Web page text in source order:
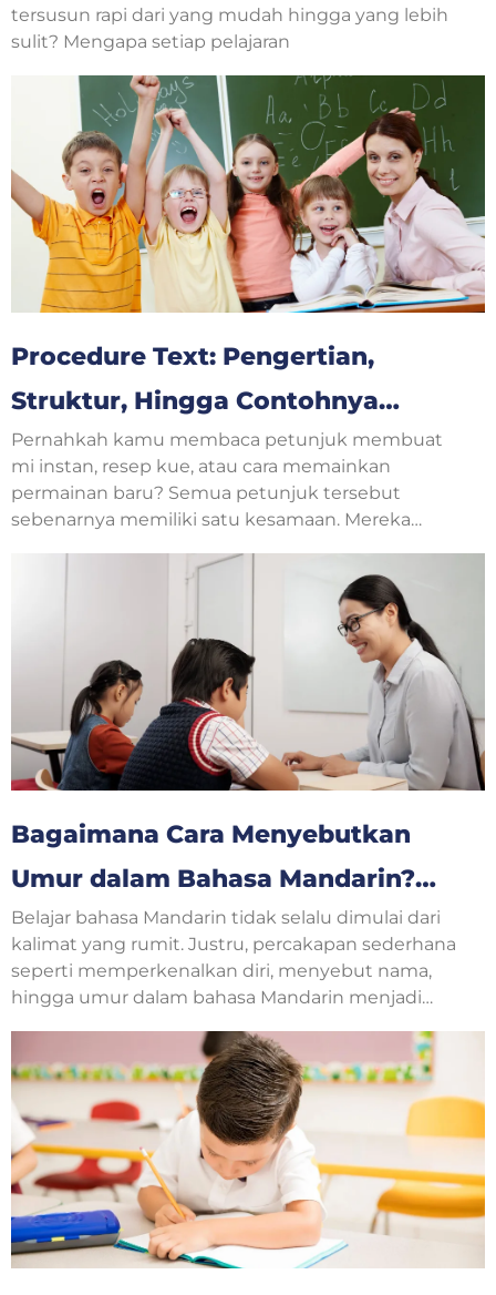
Anak
tersusun rapi dari yang mudah hingga yang lebih
sulit? Mengapa setiap pelajaran
Procedure Text: Pengertian,
Struktur, Hingga Contohnya
Untuk Pemula Bahasa Inggris
Pernahkah kamu membaca petunjuk membuat
mi instan, resep kue, atau cara memainkan
permainan baru? Semua petunjuk tersebut
sebenarnya memiliki satu kesamaan. Mereka
dilakukan secara berurutan. Dalam pelajaran
bahasa Inggris, jenis teks seperti ini disebut
Bagaimana Cara Menyebutkan
Umur dalam Bahasa Mandarin?
Yuk, Belajar Bersama!
Belajar bahasa Mandarin tidak selalu dimulai dari
kalimat yang rumit. Justru, percakapan sederhana
seperti memperkenalkan diri, menyebut nama,
hingga umur dalam bahasa Mandarin menjadi
berkenalan dengan teman baru, guru, atau
mengikuti kelas bahasa Mandarin, pertanyaan
tentang usia sering muncul dalam percakapan
sehari-hari.